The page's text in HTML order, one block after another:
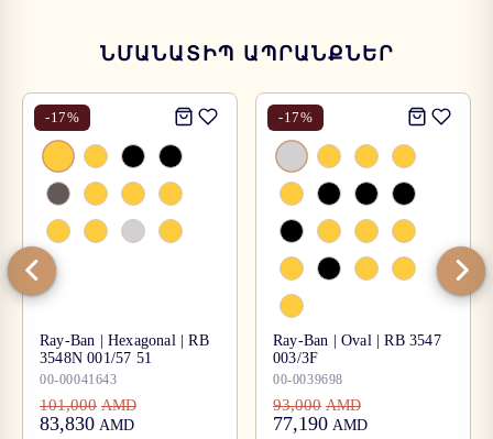
ՆՄԱՆԱՏԻՊ ԱՊՐԱՆՔՆԵՐ
-17%
Ray-Ban | Hexagonal | RB
3548N 001/57 51
00-00041643
101,000 AMD
83,830 AMD
-17%
Ray-Ban | Oval | RB 3547
003/3F
00-0039698
93,000 AMD
77,190 AMD